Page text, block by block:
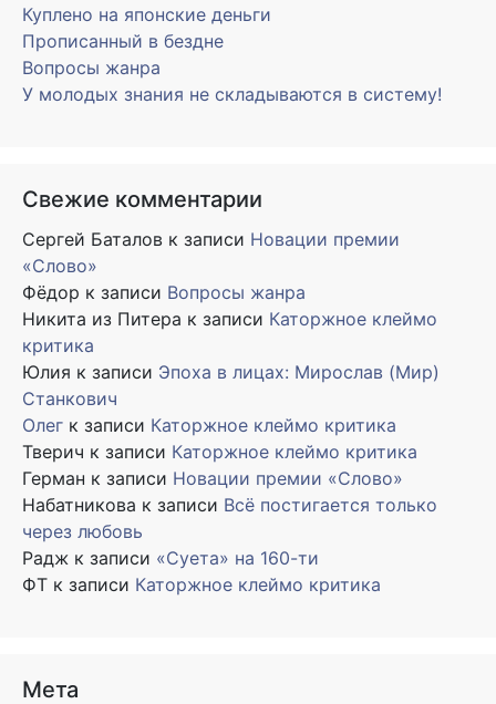
Куплено на японские деньги
Прописанный в бездне
Вопросы жанра
У молодых знания не складываются в систему!
Свежие комментарии
Сергей Баталов к записи Новации премии
«Слово»
Фёдор к записи Вопросы жанра
Никита из Питера к записи Каторжное клеймо
критика
Юлия к записи Эпоха в лицах: Мирослав (Мир)
Станкович
Олег к записи Каторжное клеймо критика
Тверич к записи Каторжное клеймо критика
Герман к записи Новации премии «Слово»
Набатникова к записи Всё постигается только
через любовь
Радж к записи «Суета» на 160-ти
ФТ к записи Каторжное клеймо критика
Мета